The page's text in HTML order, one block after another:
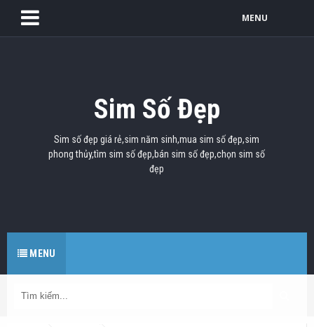
MENU
Sim Số Đẹp
Sim số đẹp giá rẻ,sim năm sinh,mua sim số đẹp,sim
phong thủy,tìm sim số đẹp,bán sim số đẹp,chọn sim số
đẹp
MENU